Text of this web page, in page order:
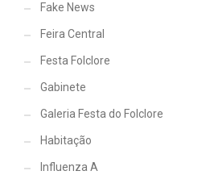
Fake News
Feira Central
Festa Folclore
Gabinete
Galeria Festa do Folclore
Habitação
Influenza A